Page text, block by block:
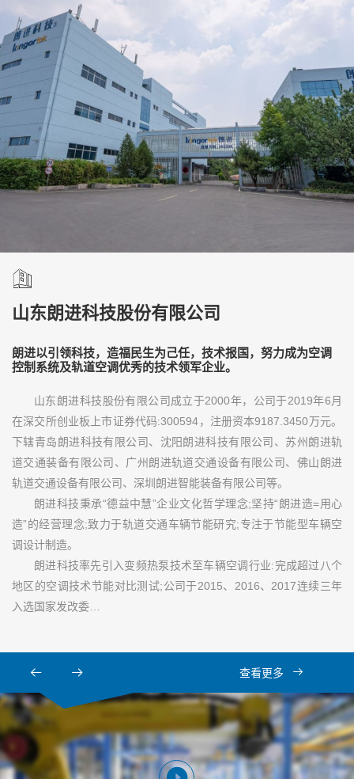
山东朗进科技股份有限公司
朗进以引领科技，造福民生为己任，技术报国，努力成为空调
控制系统及轨道空调优秀的技术领军企业。
山东朗进科技股份有限公司成立于2000年，公司于2019年6月
在深交所创业板上市证券代码:300594，注册资本9187.3450万元。
下辖青岛朗进科技有限公司、沈阳朗进科技有限公司、苏州朗进轨
道交通装备有限公司、广州朗进轨道交通设备有限公司、佛山朗进
轨道交通设备有限公司、深圳朗进智能装备有限公司等。
朗进科技秉承“德益中慧”企业文化哲学理念;坚持“朗进造=用心
造”的经营理念;致力于轨道交通车辆节能研究;专注于节能型车辆空
调设计制造。
朗进科技率先引入变频热泵技术至车辆空调行业:完成超过八个
地区的空调技术节能对比测试;公司于2015、2016、2017连续三年
入选国家发改委…
查看更多